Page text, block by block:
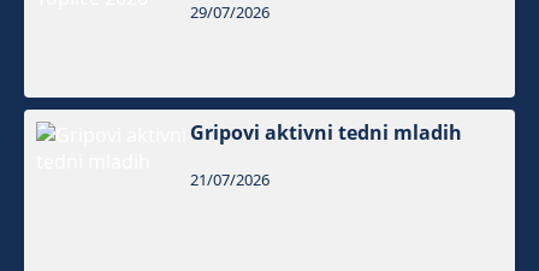
29/07/2026
Gripovi aktivni tedni mladih
21/07/2026